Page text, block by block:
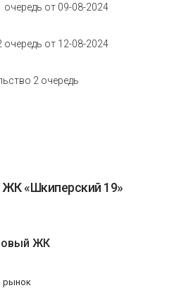
очередь от 09-08-2024
очередь от 12-08-2024
2 очередь
ЖК «Шкиперский 19»
ЖК
рынок